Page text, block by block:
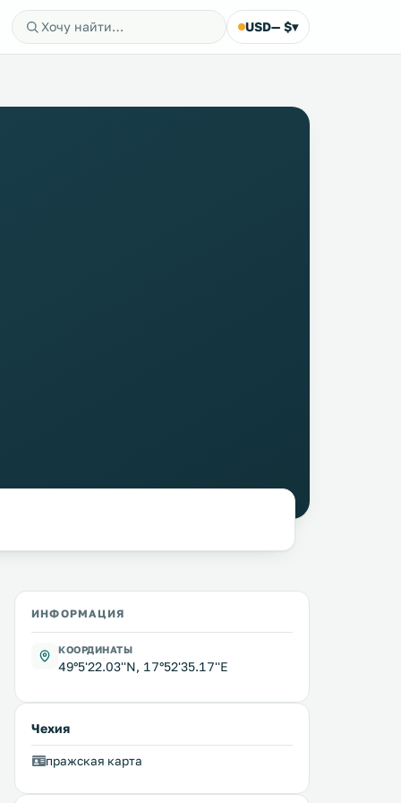
USD— $▾
ИНФОРМАЦИЯ
КООРДИНАТЫ
49°5'22.03''N, 17°52'35.17''E
Чехия
пражская карта